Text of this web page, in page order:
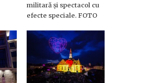
militară și spectacol cu
efecte speciale. FOTO